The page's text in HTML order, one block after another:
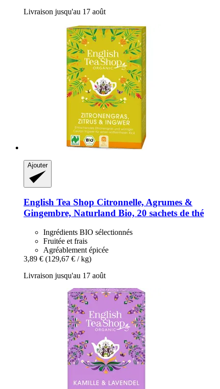
Livraison jusqu'au 17 août
Ajouter
English Tea Shop Citronnelle, Agrumes &
Gingembre, Naturland Bio, 20 sachets de thé
Ingrédients BIO sélectionnés
Fruitée et frais
Agréablement épicée
3,89 € (129,67 € / kg)
Livraison jusqu'au 17 août